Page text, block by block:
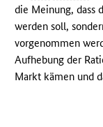
die Meinung, dass
werden soll,
vorgenommen
Aufhebung der
Markt kämen und